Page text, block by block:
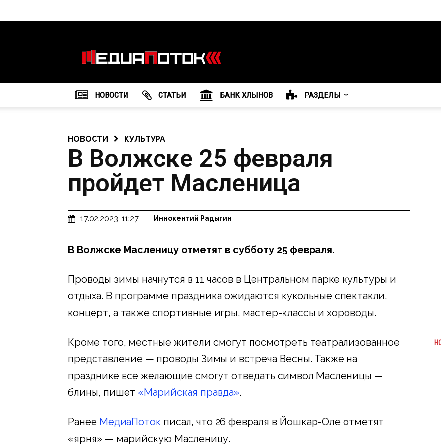
агентство
"МедиаПоток"
НОВОСТИ CТАТЬИ БАНК ХЛЫНОВ РАЗДЕЛЫ
НОВОСТИ КУЛЬТУРА
В Волжске 25 февраля
пройдет Масленица
17.02.2023, 11:27 Иннокентий Радыгин
В Волжске Масленицу отметят в субботу 25 февраля.
Проводы зимы начнутся в 11 часов в Центральном парке культуры и
отдыха. В программе праздника ожидаются кукольные спектакли,
концерт, а также спортивные игры, мастер-классы и хороводы.
Кроме того, местные жители смогут посмотреть театрализованное
представление — проводы Зимы и встреча Весны. Также на
празднике все желающие смогут отведать символ Масленицы —
блины, пишет «Марийская правда».
Ранее МедиаПоток писал, что 26 февраля в Йошкар-Оле отметят
«Ӱярня» — марийскую Масленицу.